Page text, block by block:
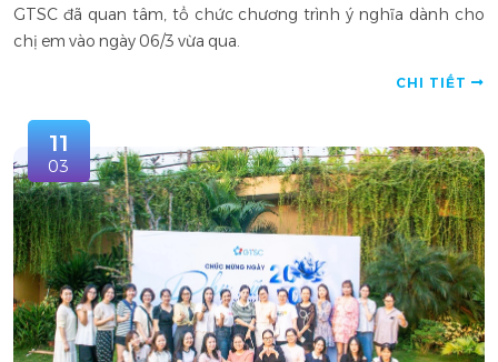
GTSC đã quan tâm, tổ chức chương trình ý nghĩa dành cho
chị em vào ngày 06/3 vừa qua.
CHI TIẾT
11
03